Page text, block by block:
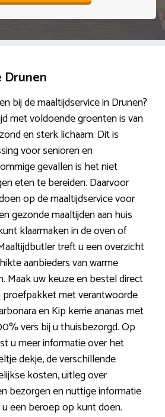
Drunen
bij de maaltijdservice in Drunen?
met voldoende groenten is van
en sterk lichaam. Dit is
voor senioren en
gevallen is het niet
eten te bereiden. Daarvoor
op de maaltijdservice voor
gezonde maaltijden aan huis
klaarmaken in de oven of
treft u een overzicht
aanbieders van warme
Maak uw keuze en bestel direct
met verantwoorde
en Kip kerrie ananas met
vers bij u thuisbezorgd. Op
u meer informatie over het
dekje, de verschillende
kosten, uitleg over
bezorgen en nuttige informatie
een beroep op kunt doen.